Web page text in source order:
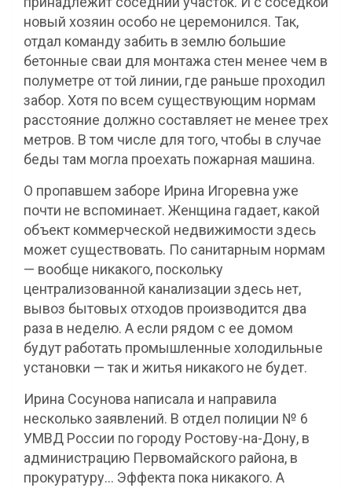
новый хозяин особо не церемонился. Так,
отдал команду забить в землю большие
бетонные сваи для монтажа стен менее чем в
полуметре от той линии, где раньше проходил
забор. Хотя по всем существующим нормам
расстояние должно составляет не менее трех
метров. В том числе для того, чтобы в случае
беды там могла проехать пожарная машина.
О пропавшем заборе Ирина Игоревна уже
почти не вспоминает. Женщина гадает, какой
объект коммерческой недвижимости здесь
может существовать. По санитарным нормам
— вообще никакого, поскольку
централизованной канализации здесь нет,
вывоз бытовых отходов производится два
раза в неделю. А если рядом с ее домом
будут работать промышленные холодильные
установки — так и житья никакого не будет.
Ирина Сосунова написала и направила
несколько заявлений. В отдел полиции № 6
УМВД России по городу Ростову-на-Дону, в
администрацию Первомайского района, в
прокуратуру… Эффекта пока никакого. А